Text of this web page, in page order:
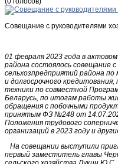
Совещание с руководителями
01 февраля 2023 года в
района состоялось совещание
сельхозпредприятий района
и долгосрочного кредитования,
техники по совместной
Беларусь, по итогам работы
обращения с побочными
принятым ФЗ №248 от
Положения трудового
организаций в 2023 году и
На совещании выступили
первый заместитель главы